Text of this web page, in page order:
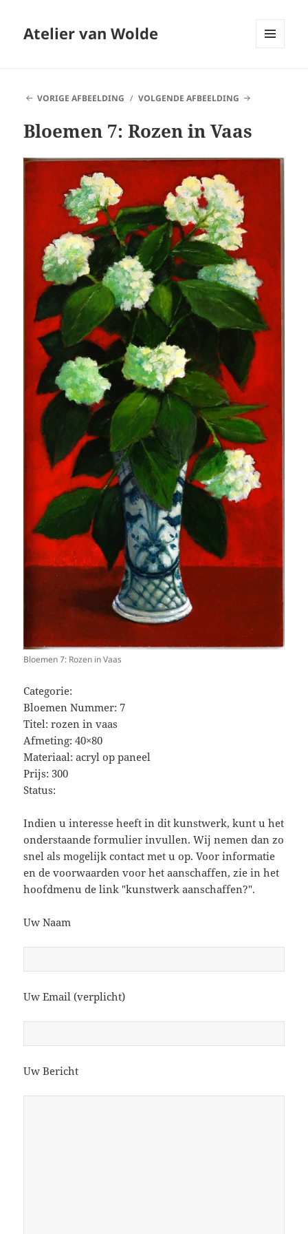
Atelier van Wolde
VORIGE AFBEELDING
VOLGENDE AFBEELDING
Bloemen 7: Rozen in Vaas
Bloemen 7: Rozen in Vaas
Categorie:
Bloemen Nummer: 7
Titel: rozen in vaas
Afmeting: 40×80
Materiaal: acryl op paneel
Prijs: 300
Status:
Indien u interesse heeft in dit kunstwerk, kunt u het
onderstaande formulier invullen. Wij nemen dan zo
snel als mogelijk contact met u op. Voor informatie
en de voorwaarden voor het aanschaffen, zie in het
hoofdmenu de link "kunstwerk aanschaffen?".
Uw Naam
Uw Email (verplicht)
Uw Bericht